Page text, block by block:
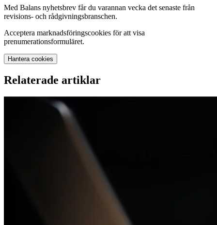
Med Balans nyhetsbrev får du varannan vecka det senaste från
revisions- och rådgivningsbranschen.
Acceptera marknadsföringscookies för att visa
prenumerationsformuläret.
Hantera cookies
Relaterade artiklar